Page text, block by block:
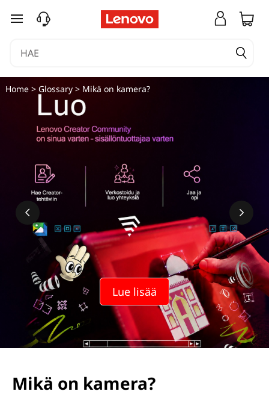
siirry pääsisältöön
Lue lisää
Home> Glossary> Mikä on kamera?
Mikä on kamera?